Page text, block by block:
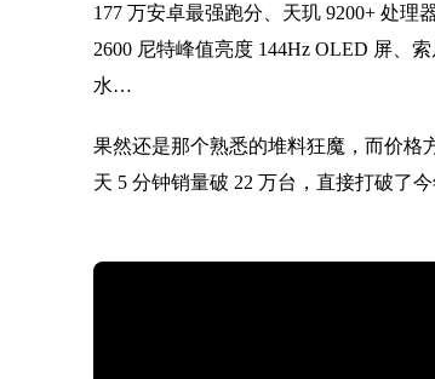
177 万安卓最强跑分、天玑 9200+ 处理
2600 尼特峰值亮度 144Hz OLED 屏、
水…
果然还是那个熟悉的堆料狂魔，而价格
天 5 分钟销量破 22 万台，直接打破了